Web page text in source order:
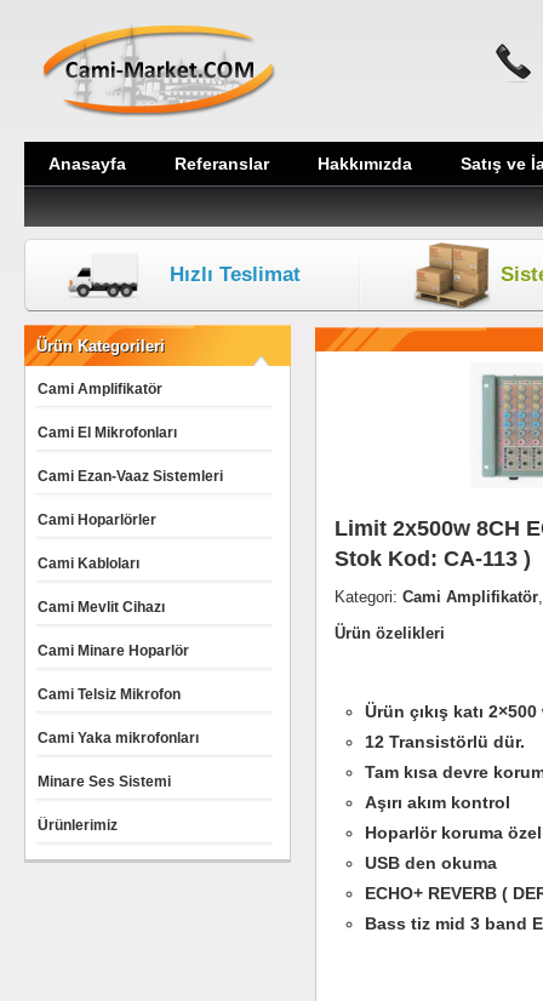
Anasayfa Referanslar Hakkımızda Satış ve
Hızlı Teslimat
Ürün Kategorileri
Cami Amplifikatör
Cami El Mikrofonları
Cami Ezan-Vaaz Sistemleri
Cami Hoparlörler
Cami Kabloları
Cami Mevlit Cihazı
Cami Minare Hoparlör
Cami Telsiz Mikrofon
Cami Yaka mikrofonları
Minare Ses Sistemi
Ürünlerimiz
Limit 2x500w 8CH
Stok Kod: CA-113 )
Kategori: Cami Amplifikatör
Ürün özelikleri
Ürün çıkış katı
12 Transistörlü dür.
Tam kısa devre
Aşırı akım kontrol
Hoparlör koruma
USB den okuma
ECHO+ REVERB (
Bass tiz mid 3 band